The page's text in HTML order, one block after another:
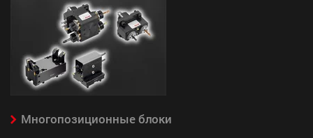
Многопозиционные блоки